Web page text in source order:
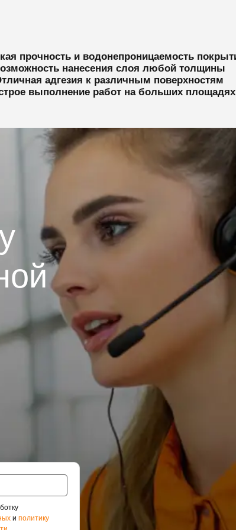
прочность и водонепроницаемость
нанесения слоя любой толщины
адгезия к различным поверхностям
выполнение работ на больших площадях
и политику